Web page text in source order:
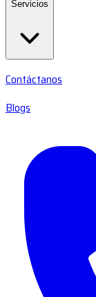
Servicios
Contáctanos
Blogs